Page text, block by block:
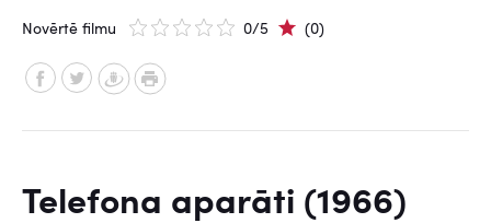
Novērtē filmu 0/5 (0)
Telefona aparāti (1966)